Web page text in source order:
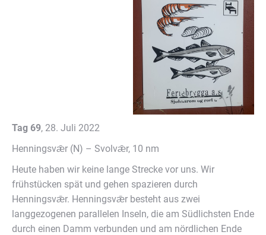
Tag 69, 28. Juli 2022
Henningsvǣr (N) – Svolvǣr, 10 nm
Heute haben wir keine lange Strecke vor uns. Wir
frühstücken spät und gehen spazieren durch
Henningsvǣr. Henningsvǣr besteht aus zwei
langgezogenen parallelen Inseln, die am Südlichsten Ende
durch einen Damm verbunden und am nördlichen Ende